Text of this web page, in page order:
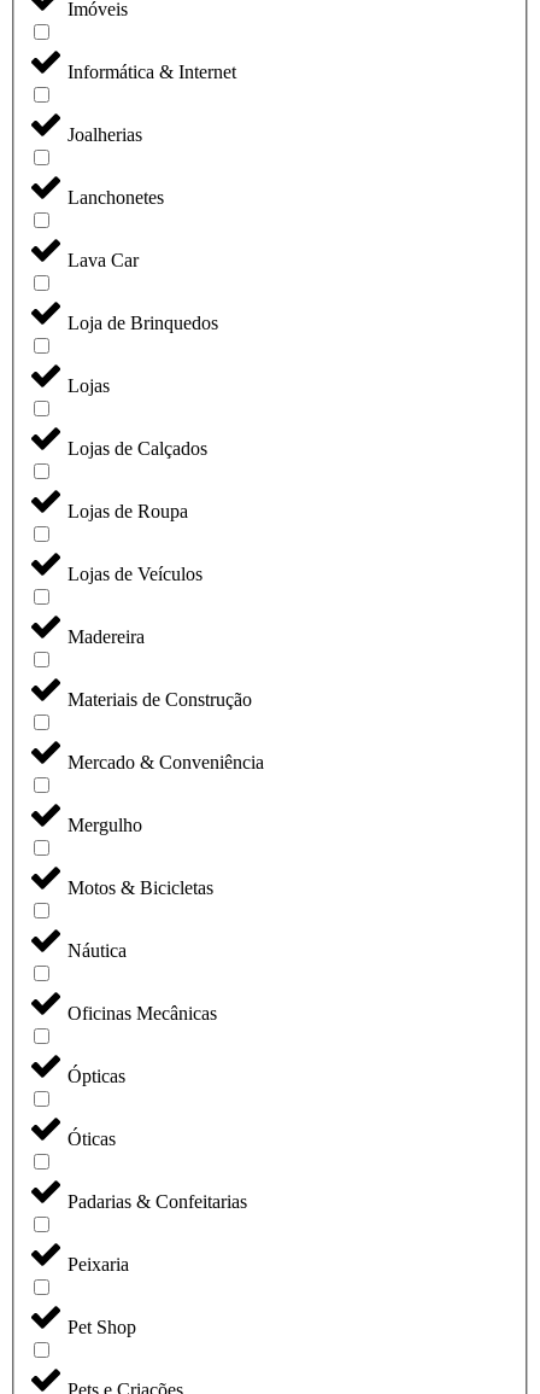
Imóveis
Informática & Internet
Joalherias
Lanchonetes
Lava Car
Loja de Brinquedos
Lojas
Lojas de Calçados
Lojas de Roupa
Lojas de Veículos
Madereira
Materiais de Construção
Mercado & Conveniência
Mergulho
Motos & Bicicletas
Náutica
Oficinas Mecânicas
Ópticas
Óticas
Padarias & Confeitarias
Peixaria
Pet Shop
Pets e Criações